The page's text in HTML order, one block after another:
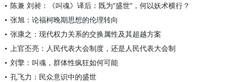
陈兼 刘昶：《叫魂》译后：既为“盛世”，何以妖术横行？
张旭：论福柯晚期思想的伦理转向
张康之：现代权力关系的交换属性及其超越方案
上官丕亮：人民代表大会制度，还是人民代表大会制
刘擎：叫魂，群体性疯狂如何可能
孔飞力：民众意识中的盛世